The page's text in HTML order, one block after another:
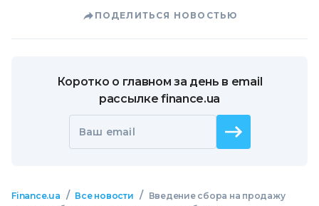
ПОДЕЛИТЬСЯ НОВОСТЬЮ
Коротко о главном за день в email
рассылке finance.ua
Ваш email
Finance.ua / Все новости /
Введение сбора на продажу